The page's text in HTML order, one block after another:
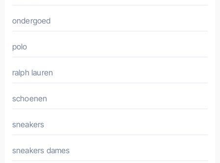
ondergoed
polo
ralph lauren
schoenen
sneakers
sneakers dames